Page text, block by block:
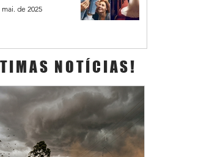
mai. de 2025
NOTÍCIAS!